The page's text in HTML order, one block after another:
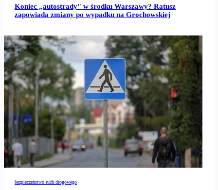
Koniec „autostrady" w środku Warszawy? Ratusz
zapowiada zmiany po wypadku na Grochowskiej
bezpieczeństwo ruch drogowego